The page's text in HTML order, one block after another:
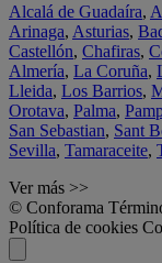
Alcalá de Guadaíra,
Arinaga, Asturias,
Castellón, Chafiras,
Almería, La Coruña,
Lleida, Los Barrios,
Orotava, Palma,
San Sebastian, Sant
Sevilla, Tamaraceite,
Ver más >>
© Conforama
Política de cookies